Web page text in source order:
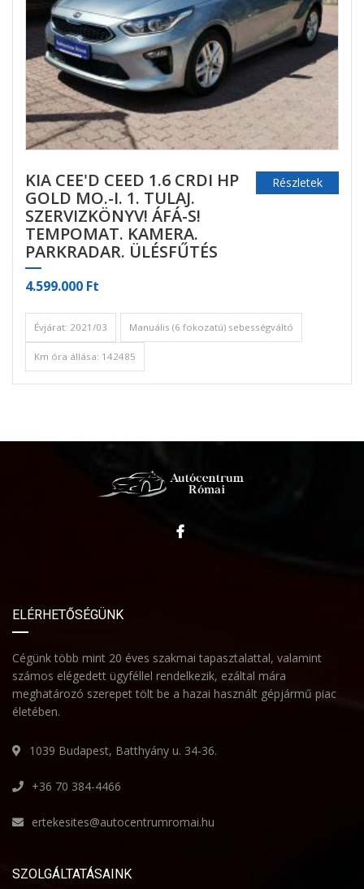
KIA CEE'D CEED 1.6 CRDI HP
GOLD MO.-I. 1. TULAJ.
SZERVIZKÖNYV! ÁFÁ-S!
TEMPOMAT. KAMERA.
PARKRADAR. ÜLÉSFŰTÉS
4.599.000 Ft
Részletek
Évjárat: 2021/03 Manuális (6 fokozatú) sebességváltó
Km óra állása: 142485
ELÉRHETŐSÉGÜNK
Cégünk több mint 20 éves szakmai tapasztalattal, valamint
számos elégedett ügyféllel rendelkezik, ezáltal mára
meghatározó szerepet tölt be a hazai használt gépjármű piac
életében.
1039 Budapest, Batthyány u. 34-36.
+36 70 384-4466
ertekesites@autocentrumromai.hu
SZOLGÁLTATÁSAINK